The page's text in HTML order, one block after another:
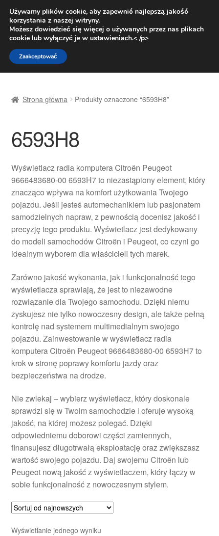
DOSTAWA od 31 zł
Pn.-pt. 9:00-16:00800 003 167
Przejdź
do
nawigacji
Przejdź
do
treści
Dostawa
Dostawa na cały świat
Moje konto
O nas
Płatności
Procedura reklamacyjna
Skarga
Wózek
Zamówienia
Zasady i warunki
Strona główna Produkty oznaczone “6593H8”
6593H8
Wyświetlacz radia komputera Citroën Peugeot
9666483680-00 6593H7 to niezastąpiony element, który
znacząco wpływa na komfort użytkowania Twojego
pojazdu. Jeśli jesteś automechanikiem lub pasjonatem
samodzielnych napraw, z pewnością docenisz jakość i
precyzję tego produktu. Wyświetlacz jest dedykowany
do modeli samochodów Citroën i Peugeot, co czyni go
idealnym wyborem dla właścicieli tych marek.
Zarówno jakość wykonania, jak i funkcjonalność tego
wyświetlacza sprawiają, że jest to niezawodne
rozwiązanie dla Twojego samochodu. Dzięki niemu
zyskujesz nie tylko nowoczesny design, ale także pełną
kontrolę nad systemem multimedialnym swojego
pojazdu. Zainwestowanie w wyświetlacz radia
komputera Citroën Peugeot 9666483680-00 6593H7 to
krok w stronę poprawy komfortu jazdy oraz
bezpieczeństwa na drodze.
Nie zwlekaj – wybierz wyświetlacz, który doskonale
sprawdzi się w Twoim samochodzie i oferuje wysoką
jakość, na której możesz polegać. Dzięki
odpowiedniemu doborowi części zamiennych,
finansujesz długotrwałą eksploatację oraz zwiększasz
wartość swojego pojazdu. Daj swojemu Citroën lub
Peugeot nową jakość z wyświetlaczem, który łączy w
sobie funkcjonalność z nowoczesnym stylem.
Wyświetlanie jednego wyniku
Używamy plików cookie, aby zapewnić najlepszą jakość
korzystania z naszej witryny.
Możesz dowiedzieć się więcej o używanych przez nas plikach
cookie lub wyłączyć je w ustawieniach.< /p>
Zaakceptować